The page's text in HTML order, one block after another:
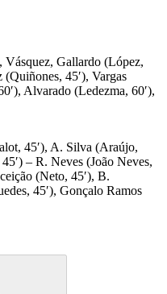
Vásquez, Gallardo (López,
45′), Vargas
Alvarado (Ledezma, 60′),
45′), A. Silva (Araújo,
– R. Neves (João Neves,
(Neto, 45′), B.
45′), Gonçalo Ramos